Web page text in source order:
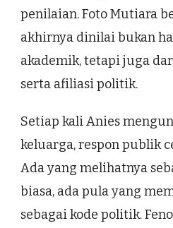
penilaian. Foto Mutiara
akhirnya dinilai bukan
akademik, tetapi juga
serta afiliasi politik.
Setiap kali Anies
keluarga, respon publik
Ada yang melihatnya
biasa, ada pula yang
sebagai kode politik.